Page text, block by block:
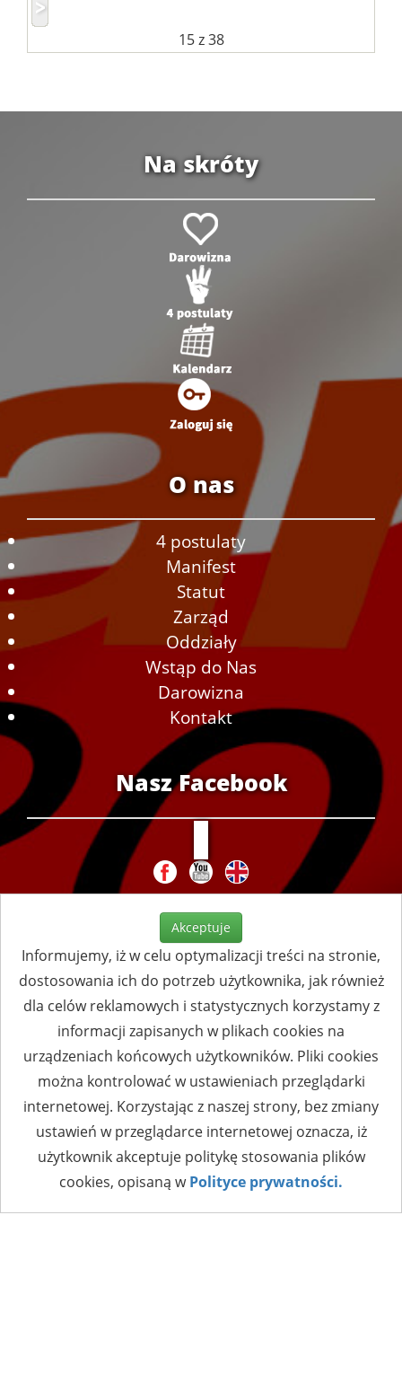
15z 38
Na skróty
O nas
4 postulaty
Manifest
Statut
Zarząd
Oddziały
Wstąp do Nas
Darowizna
Kontakt
Nasz Facebook
Akceptuje
Informujemy, iż w celu optymalizacji treści na stronie,
dostosowania ich do potrzeb użytkownika, jak również
dla celów reklamowych i statystycznych korzystamy z
informacji zapisanych w plikach cookies na
urządzeniach końcowych użytkowników. Pliki cookies
można kontrolować w ustawieniach przeglądarki
internetowej. Korzystając z naszej strony, bez zmiany
ustawień w przeglądarce internetowej oznacza, iż
użytkownik akceptuje politykę stosowania plików
cookies, opisaną wPolityce prywatności.